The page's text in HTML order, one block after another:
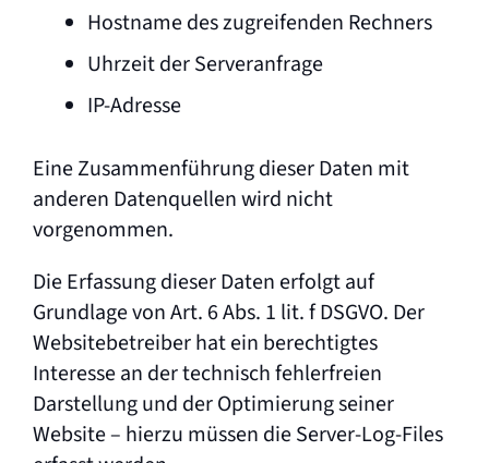
Hostname des zugreifenden Rechners
Uhrzeit der Serveranfrage
IP-Adresse
Eine Zusammenführung dieser Daten mit
anderen Datenquellen wird nicht
vorgenommen.
Die Erfassung dieser Daten erfolgt auf
Grundlage von Art. 6 Abs. 1 lit. f DSGVO. Der
Websitebetreiber hat ein berechtigtes
Interesse an der technisch fehlerfreien
Darstellung und der Optimierung seiner
Website – hierzu müssen die Server-Log-Files